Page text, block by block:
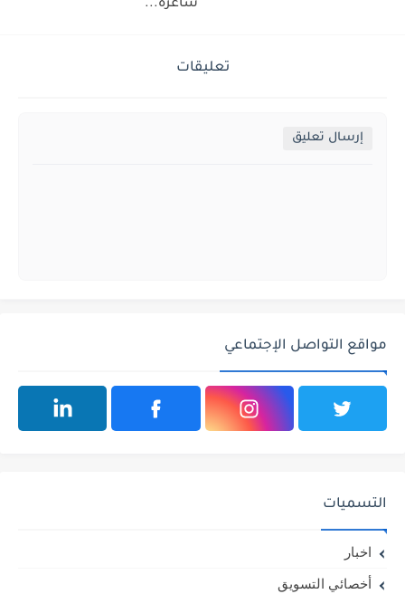
شاغرة...
تعليقات
إرسال تعليق
مواقع التواصل الإجتماعي
التسميات
اخبار
أخصائي التسويق